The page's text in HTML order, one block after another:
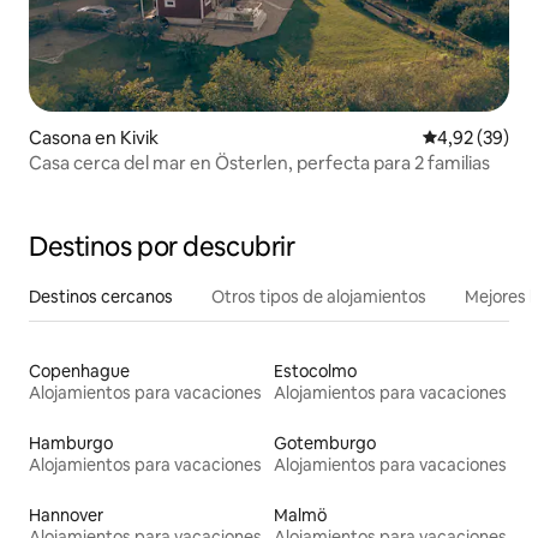
Casona en Kivik Calificación
4,92 (39)
Casa cerca del mar en Österlen, perfecta para 2 familias
Destinos por descubrir
Destinos cercanos Otros tipos de alojamientos Mejores
Copenhague
Alojamientos para vacaciones
Estocolmo
Alojamientos para vacaciones
Hamburgo
Alojamientos para vacaciones
Gotemburgo
Alojamientos para vacaciones
Hannover
Malmö